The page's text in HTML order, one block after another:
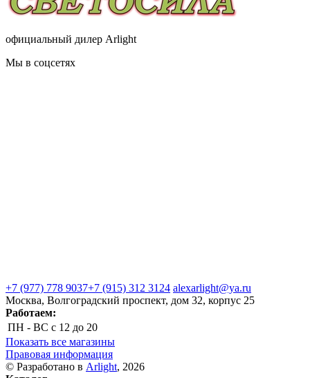
официальный дилер Arlight
Мы в соцсетях
+7 (977) 778 9037+7 (915) 312 3124 alexarlight@ya.ru
Москва, Волгоградский проспект, дом 32, корпус 25
Работаем:
ПН - ВС с 12 до 20
Показать все магазины
Правовая информация
© Разработано в Arlight, 2026